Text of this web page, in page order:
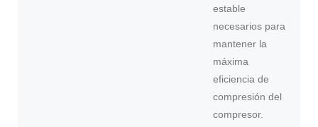
estable
necesarios para
mantener la
máxima
eficiencia de
compresión del
compresor.